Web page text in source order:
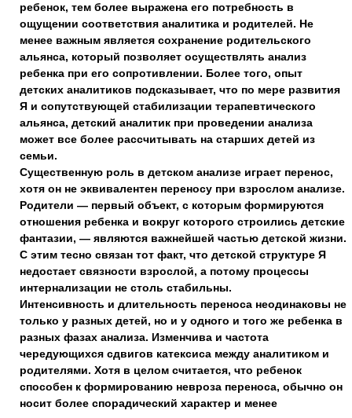
ребенок, тем более выражена его потребность в
ощущении соответствия аналитика и родителей. Не
менее важным является сохранение родительского
альянса, который позволяет осуществлять анализ
ребенка при его сопротивлении. Более того, опыт
детских аналитиков подсказывает, что по мере развития
Я и сопутствующей стабилизации терапевтического
альянса, детский аналитик при проведении анализа
может все более рассчитывать на старших детей из
семьи.
Существенную роль в детском анализе играет перенос,
хотя он не эквивалентен переносу при взрослом анализе.
Родители — первый объект, с которым формируются
отношения ребенка и вокруг которого строились детские
фантазии, — являются важнейшей частью детской жизни.
С этим тесно связан тот факт, что детской структуре Я
недостает связности взрослой, а потому процессы
интернализации не столь стабильны.
Интенсивность и длительность переноса неодинаковы не
только у разных детей, но и у одного и того же ребенка в
разных фазах анализа. Изменчива и частота
чередующихся сдвигов катексиса между аналитиком и
родителями. Хотя в целом считается, что ребенок
способен к формированию невроза переноса, обычно он
носит более спорадический характер и менее